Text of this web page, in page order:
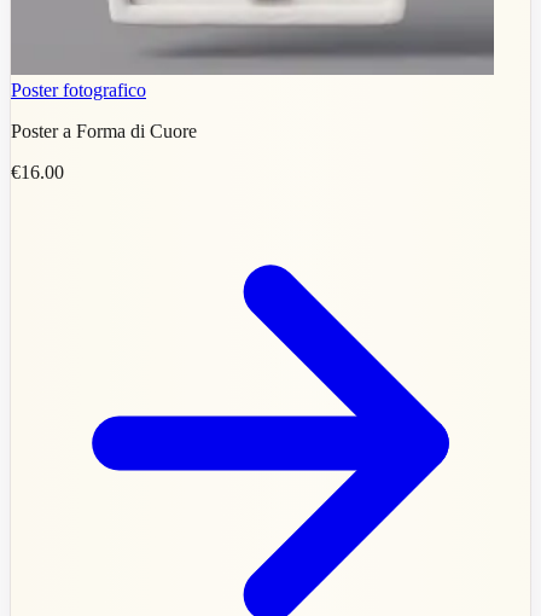
Poster fotografico
Poster a Forma di Cuore
€16.00